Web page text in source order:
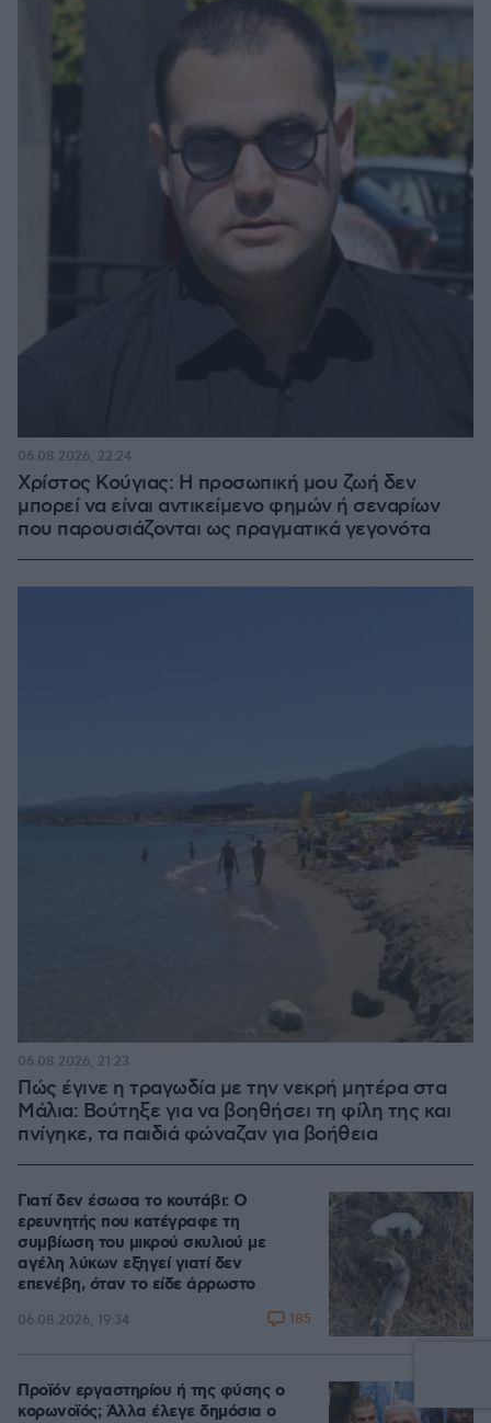
Χρίστος Κούγιας: Η προσωπική μου ζωή δεν
μπορεί να είναι αντικείμενο φημών ή σεναρίων
που παρουσιάζονται ως πραγματικά γεγονότα
06.08.2026, 22:24
Πώς έγινε η τραγωδία με την νεκρή μητέρα στα
Μάλια: Βούτηξε για να βοηθήσει τη φίλη της και
πνίγηκε, τα παιδιά φώναζαν για βοήθεια
06.08.2026, 21:23
Γιατί δεν έσωσα το κουτάβι: Ο
ερευνητής που κατέγραφε τη
συμβίωση του μικρού σκυλιού με
αγέλη λύκων εξηγεί γιατί δεν
επενέβη, όταν το είδε άρρωστο
06.08.2026, 19:34 185
Προϊόν εργαστηρίου ή της φύσης ο
κορωνοϊός; Άλλα έλεγε δημόσια ο